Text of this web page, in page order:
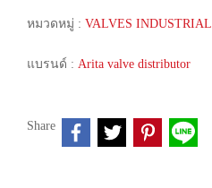
หมวดหมู่ : VALVES INDUSTRIAL
แบรนด์ : Arita valve distributor
Share